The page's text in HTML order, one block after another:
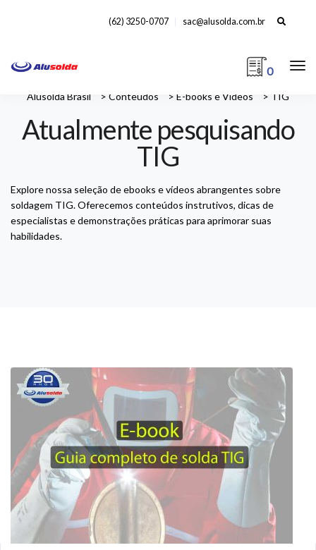
Search
(62) 3250-0707 sac@alusolda.com.br
0
Alusolda Brasil > Conteúdos > E-books e Vídeos > TIG
Atualmente pesquisando
TIG
Explore nossa seleção de ebooks e vídeos abrangentes sobre
soldagem TIG. Oferecemos conteúdos instrutivos, dicas de
especialistas e demonstrações práticas para aprimorar suas
habilidades.